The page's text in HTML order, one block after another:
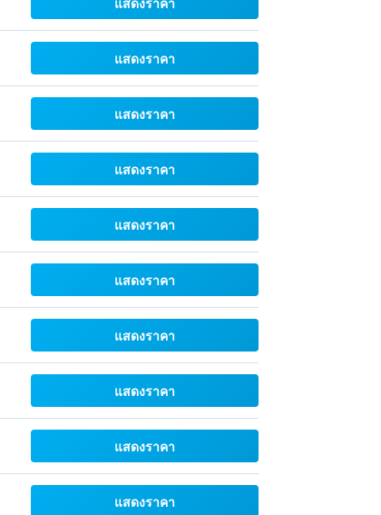
แสดงราคา
แสดงราคา
แสดงราคา
แสดงราคา
แสดงราคา
แสดงราคา
แสดงราคา
แสดงราคา
แสดงราคา